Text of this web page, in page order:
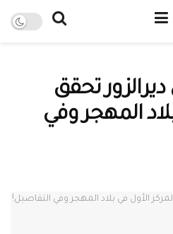
تحقق
المهجر وفي